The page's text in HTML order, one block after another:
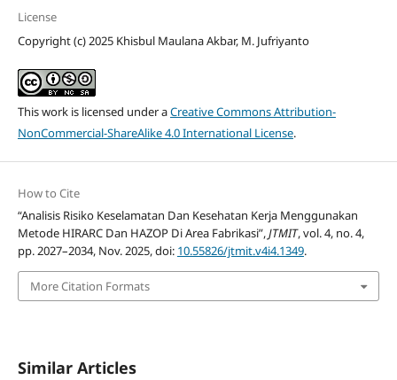
License
Copyright (c) 2025 Khisbul Maulana Akbar, M. Jufriyanto
This work is licensed under aCreative Commons Attribution-
NonCommercial-ShareAlike 4.0 International License.
How to Cite
“Analisis Risiko Keselamatan Dan Kesehatan Kerja Menggunakan
Metode HIRARC Dan HAZOP Di Area Fabrikasi”,JTMIT, vol. 4, no. 4,
pp. 2027–2034, Nov. 2025, doi: 10.55826/jtmit.v4i4.1349.
More Citation Formats
Similar Articles